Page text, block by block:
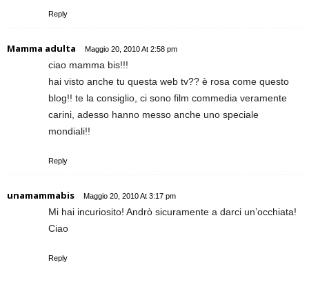
Reply
Mamma adulta Maggio 20, 2010 At 2:58 pm
ciao mamma bis!!!
hai visto anche tu questa web tv?? è rosa come questo
blog!! te la consiglio, ci sono film commedia veramente
carini, adesso hanno messo anche uno speciale
mondiali!!
Reply
unamammabis Maggio 20, 2010 At 3:17 pm
Mi hai incuriosito! Andrò sicuramente a darci un’occhiata!
Ciao
Reply